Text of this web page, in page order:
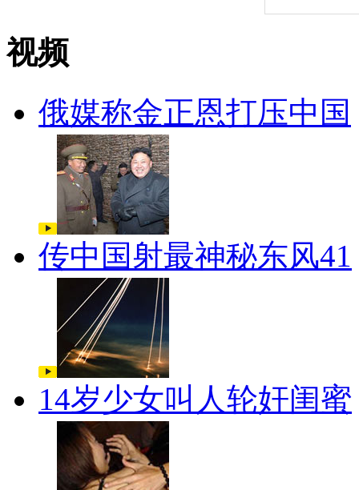
视频
俄媒称金正恩打压中国
传中国射最神秘东风41
14岁少女叫人轮奸闺蜜